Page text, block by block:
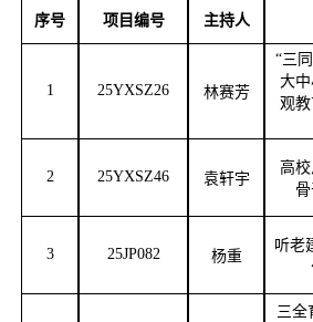
序号 项目编号 主持人
1 25YXSZ26 林赛芳
“三
大
观
2 25YXSZ46 袁轩宇
高
3 25JP082 杨重
听老
三全